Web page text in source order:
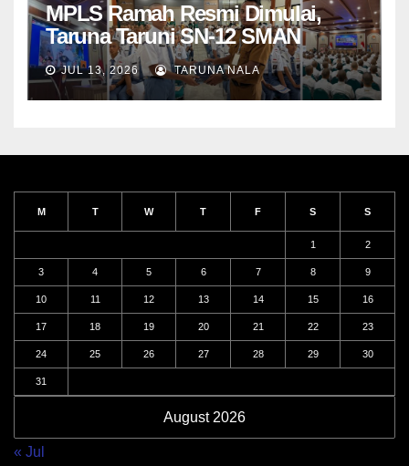
MPLS Ramah Resmi Dimulai,
Taruna Taruni SN-12 SMAN
Taruna Nala Jawa Timur Siap
Menjalani Tahun Ajaran Baru
JUL 13, 2026 TARUNA NALA
August 2026
M T W T F S S
1 2
3 4 5 6 7 8 9
10 11 12 13 14 15 16
17 18 19 20 21 22 23
24 25 26 27 28 29 30
31
« Jul